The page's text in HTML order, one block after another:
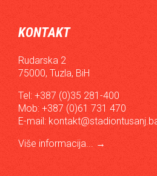
KONTAKT
Rudarska 2
75000, Tuzla, BiH
Tel: +387 (0)35 281-400
Mob: +387 (0)61 731 470
E-mail:
Više informacija... →